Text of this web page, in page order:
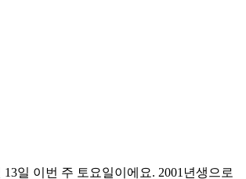
13일 이번 주 토요일이에요. 2001년생으로